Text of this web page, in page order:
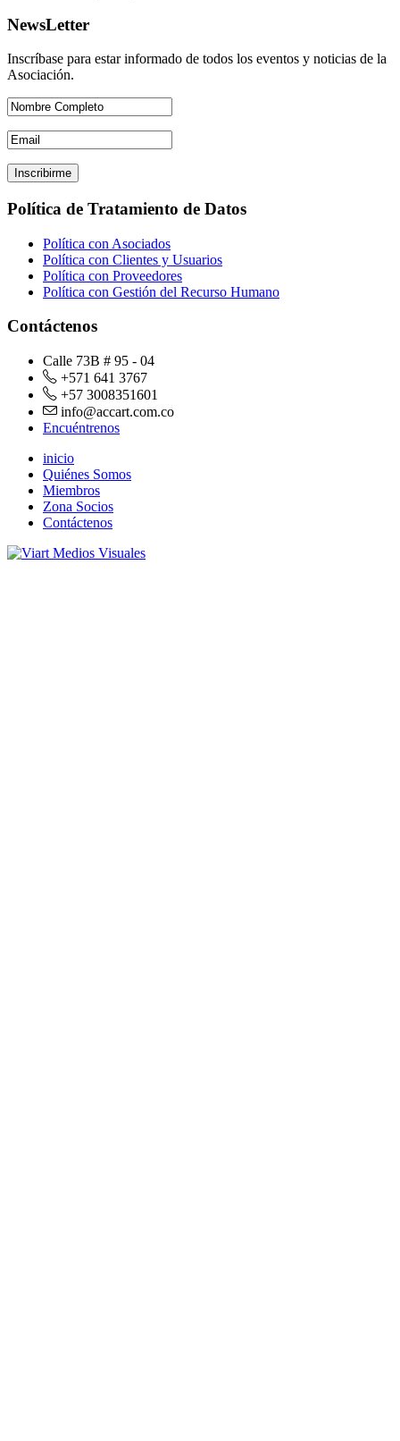
NewsLetter
Inscríbase para estar informado de todos los eventos y noticias de la
Asociación.
Política de Tratamiento de Datos
Política con Asociados
Política con Clientes y Usuarios
Política con Proveedores
Política con Gestión del Recurso Humano
Contáctenos
Calle 73B # 95 - 04
+571 641 3767
+57 3008351601
info@accart.com.co
Encuéntrenos
inicio
Quiénes Somos
Miembros
Zona Socios
Contáctenos